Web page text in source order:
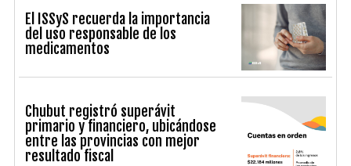
El ISSyS recuerda la importancia
del uso responsable de los
medicamentos
Chubut registró superávit
primario y financiero, ubicándose
entre las provincias con mejor
resultado fiscal